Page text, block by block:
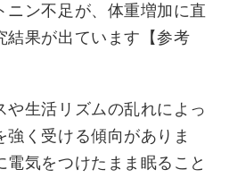
ニン不足が、体重増加に直
結果が出ています【参考
や生活リズムの乱れによっ
強く受ける傾向がありま
気をつけたまま眠ること